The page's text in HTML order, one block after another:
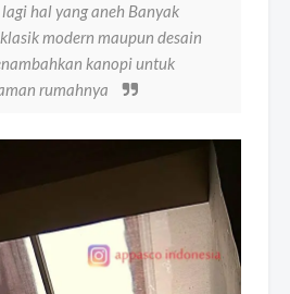
hal yang aneh Banyak
modern maupun desain
kanopi untuk
rumahnya